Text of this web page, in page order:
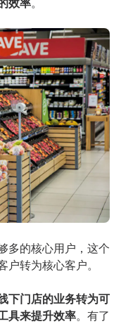
多的核心用户，这个
转为核心客户。
下门店的业务转为可
具来提升效率。有了